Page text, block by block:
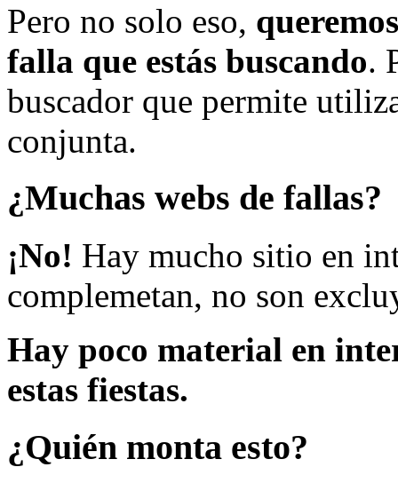
Pero no solo eso,
falla que estás buscando.
buscador que permite
conjunta.
¿Muchas webs de fallas?
¡No! Hay mucho sitio en
complemetan, no son
Hay poco material en
estas fiestas.
¿Quién monta esto?